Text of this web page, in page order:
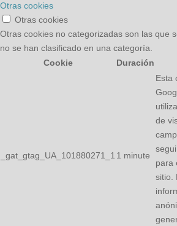
Otras cookies
Otras cookies
Otras cookies no categorizadas son las que
no se han clasificado en una categoría.
Cookie
Duración
_gat_gtag_UA_101880271_1 1 minute
Esta
de
para
sitio.